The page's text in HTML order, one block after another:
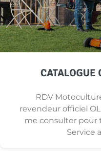
CATALOGUE
RDV
revendeur officiel
me consulter pour
Service